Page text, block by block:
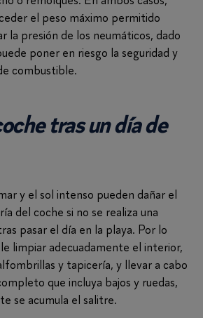
el peso máximo permitido
la presión de los neumáticos, dado
poner en riesgo la seguridad y
combustible.
tras un día de
y el sol intenso pueden dañar el
del coche si no se realiza una
pasar el día en la playa. Por lo
limpiar adecuadamente el interior,
y tapicería, y llevar a cabo
que incluya bajos y ruedas,
se acumula el salitre.